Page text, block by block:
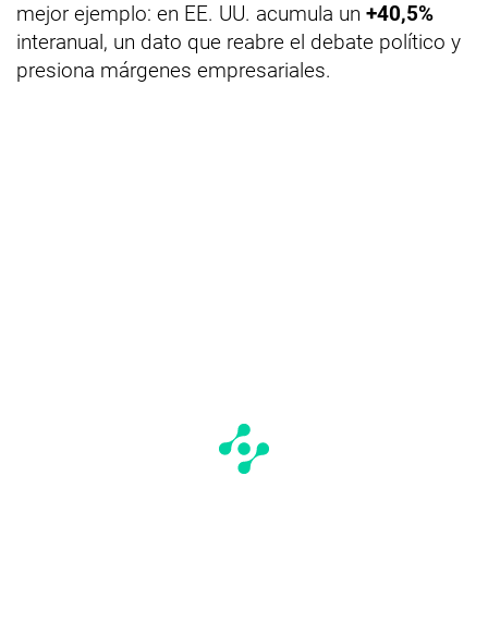
mejor ejemplo: en EE. UU. acumula un +40,5%
interanual, un dato que reabre el debate político y
presiona márgenes empresariales.